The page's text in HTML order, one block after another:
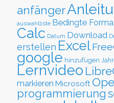
anfänger
auswahlliste Bedingte
Calc Datum Download
erstellen Excel
google hinzufügen
Lernvideo
markieren Microsoft
programmierung